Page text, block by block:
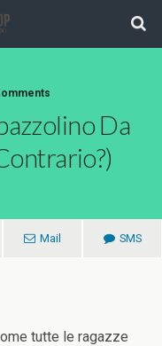
Da
Mail SMS
tutte le ragazze